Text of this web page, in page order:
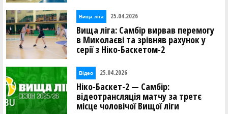
Вища лiга 25.04.2026
Вища ліга: Самбір вирвав перемогу
в Миколаєві та зрівняв рахунок у
серії з Ніко-Баскетом-2
Відео 25.04.2026
Ніко-Баскет-2 — Самбір:
відеотрансляція матчу за третє
місце чоловічої Вищої ліги